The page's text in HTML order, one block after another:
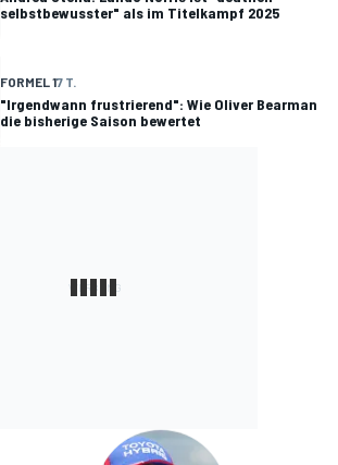
selbstbewusster" als im Titelkampf 2025
FORMEL 17 T.
"Irgendwann frustrierend": Wie Oliver Bearman
die bisherige Saison bewertet